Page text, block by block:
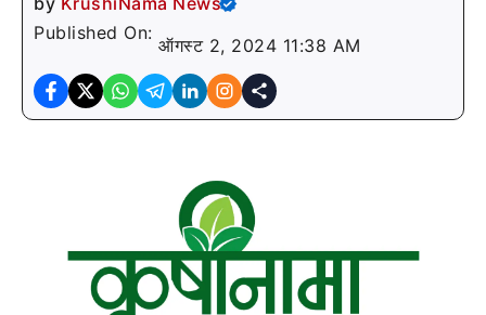
Published On:
ऑगस्ट 2, 2024 11:38 AM